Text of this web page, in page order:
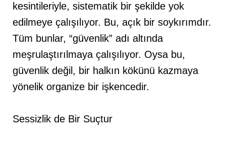
kesintileriyle, sistematik bir şekilde yok
edilmeye çalışılıyor. Bu, açık bir soykırımdır.
Tüm bunlar, “güvenlik” adı altında
meşrulaştırılmaya çalışılıyor. Oysa bu,
güvenlik değil, bir halkın kökünü kazmaya
yönelik organize bir işkencedir.
Sessizlik de Bir Suçtur